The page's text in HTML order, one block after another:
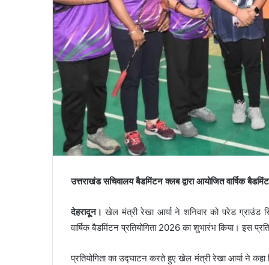
उत्तराखंड सचिवालय बैडमिंटन क्लब द्वारा आयोजित वार्षिक
देहरादून। खेल मंत्री रेखा आर्या ने शनिवार को परेड ग्राउंड
वार्षिक बैडमिंटन प्रतियोगिता 2026 का शुभारंभ किया। इस
प्रतियोगिता का उद्घाटन करते हुए खेल मंत्री रेखा आर्या ने कहा